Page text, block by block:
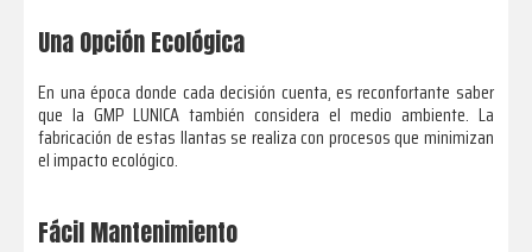
Una Opción Ecológica
En una época donde cada decisión cuenta, es reconfortante saber
que la GMP LUNICA también considera el medio ambiente. La
fabricación de estas llantas se realiza con procesos que minimizan
el impacto ecológico.
Fácil Mantenimiento